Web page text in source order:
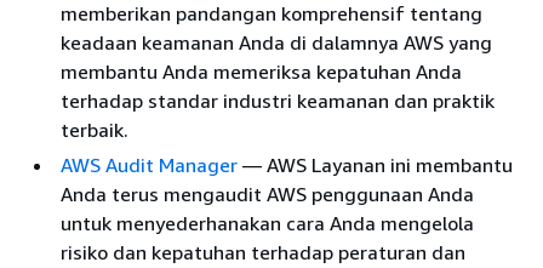
memberikan pandangan komprehensif tentang
keadaan keamanan Anda di dalamnya AWS yang
membantu Anda memeriksa kepatuhan Anda
terhadap standar industri keamanan dan praktik
terbaik.
AWS Audit Manager — AWS Layanan ini membantu
Anda terus mengaudit AWS penggunaan Anda
untuk menyederhanakan cara Anda mengelola
risiko dan kepatuhan terhadap peraturan dan